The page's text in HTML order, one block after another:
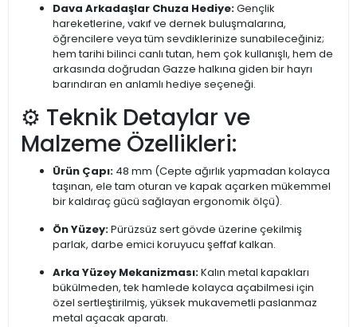
Dava Arkadaşlar Chuza Hediye:Gençlik
hareketlerine, vakıf ve dernek buluşmalarına,
öğrencilere veya tüm sevdiklerinize sunabileceğiniz;
hem tarihi bilinci canlı tutan, hem çok kullanışlı, hem de
arkasında doğrudan Gazze halkına giden bir hayrı
barındıran en anlamlı hediye seçeneği.
⚙️ Teknik Detaylar ve
Malzeme Özellikleri:
Ürün Çapı: 48 mm (Cepte ağırlık yapmadan kolayca
taşınan, ele tam oturan ve kapak açarken mükemmel
bir kaldıraç gücü sağlayan ergonomik ölçü).
Ön Yüzey:Pürüzsüz sert gövde üzerine çekilmiş
parlak, darbe emici koruyucu şeffaf kalkan.
Arka Yüzey Mekanizması:Kalın metal kapakları
bükülmeden, tek hamlede kolayca açabilmesi için
özel sertleştirilmiş, yüksek mukavemetli paslanmaz
metal açacak aparatı.